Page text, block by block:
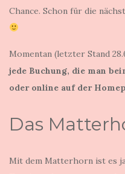
Chance. Schon für die
Momentan (letzter Stand
jede Buchung, die man
oder online auf der
Das
Mit dem Matterhorn ist es